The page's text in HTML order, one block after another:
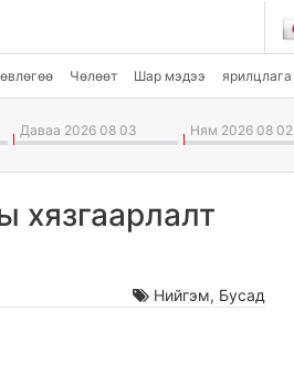
Чөлөөт Шар мэдээ ярилцлага
Даваа 2026 08 03 Ням 2026 08 02
хязгаарлалт
Нийгэм, Бусад